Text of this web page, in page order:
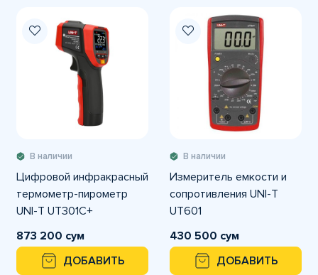
В наличии
Цифровой инфракрасный
термометр-пирометр
UNI-T UT301C+
873 200 сум
ДОБАВИТЬ
В наличии
Измеритель емкости и
сопротивления UNI-T
UT601
430 500 сум
ДОБАВИТЬ